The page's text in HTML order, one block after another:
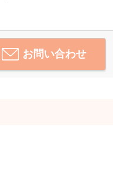
お問い合わせ